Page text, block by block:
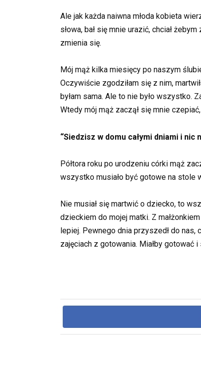
Ale jak każda naiwna młoda kobieta
słowa, bał się mnie urazić, chciał
zmienia się.
Mój mąż kilka miesięcy po naszym
Oczywiście zgodziłam się z nim,
byłam sama. Ale to nie było wszystko.
Wtedy mój mąż zaczął się mnie
“Siedzisz w domu całymi dniami i nic
Półtora roku po urodzeniu córki mąż
wszystko musiało być gotowe na stole
Nie musiał się martwić o dziecko, to
dzieckiem do mojej matki. Z
lepiej. Pewnego dnia przyszedł do nas,
zajęciach z gotowania. Miałby gotować